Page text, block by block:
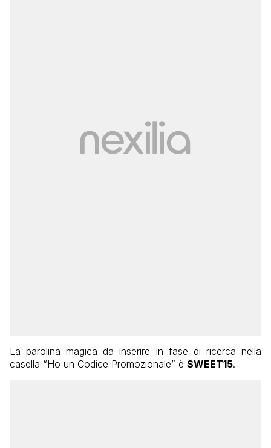
La parolina magica da inserire in fase di ricerca nella
casella “Ho un Codice Promozionale” è SWEET15.